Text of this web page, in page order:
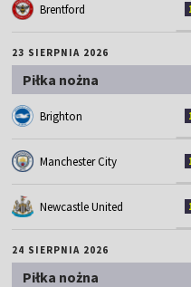
Brentford
23 SIERPNIA 2026
Piłka nożna
Brighton
Manchester City
Newcastle United
24 SIERPNIA 2026
Piłka nożna